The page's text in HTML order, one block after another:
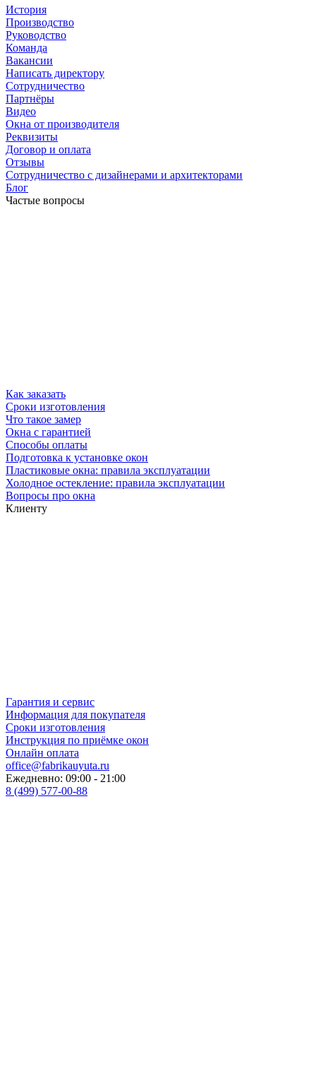
История
Производство
Руководство
Команда
Вакансии
Написать директору
Сотрудничество
Партнёры
Видео
Окна от производителя
Реквизиты
Договор и оплата
Отзывы
Сотрудничество с дизайнерами и архитекторами
Блог
Частые вопросы
Как заказать
Сроки изготовления
Что такое замер
Окна с гарантией
Способы оплаты
Подготовка к установке окон
Пластиковые окна: правила эксплуатации
Холодное остекление: правила эксплуатации
Вопросы про окна
Клиенту
Гарантия и сервис
Информация для покупателя
Сроки изготовления
Инструкция по приёмке окон
Онлайн оплата
office@fabrikauyuta.ru
Ежедневно: 09:00 - 21:00
8 (499) 577-00-88